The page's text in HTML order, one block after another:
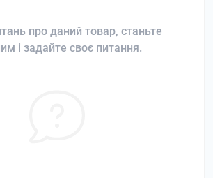
про даний товар, станьте
і задайте своє питання.